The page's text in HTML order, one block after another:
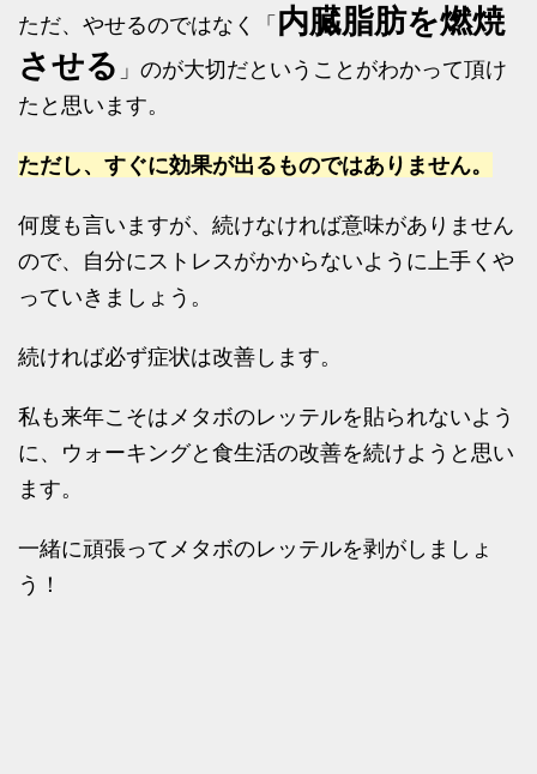
ただ、やせるのではなく「 内臓脂肪を燃焼
させる 」のが大切だということがわかって頂け
たと思います。
ただし、すぐに効果が出るものではありません。
何度も言いますが、続けなければ意味がありません
ので、自分にストレスがかからないように上手くや
っていきましょう。
続ければ必ず症状は改善します。
私も来年こそはメタボのレッテルを貼られないよう
に、ウォーキングと食生活の改善を続けようと思い
ます。
一緒に頑張ってメタボのレッテルを剥がしましょ
う！